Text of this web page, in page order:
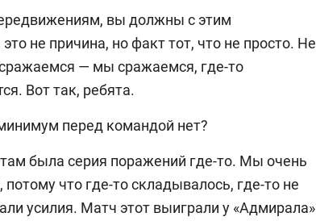
вы должны с этим
не причина, но факт тот, что не просто. Не
— мы сражаемся, где-то
Вот так, ребята.
перед командой нет?
была серия поражений где-то. Мы очень
что где-то складывалось, где-то не
усилия. Матч этот выиграли у «Адмирала»